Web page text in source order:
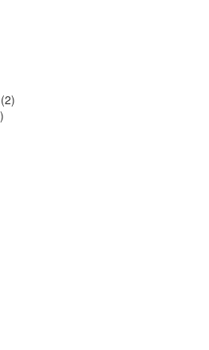
(2)